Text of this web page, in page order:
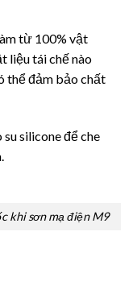
từ 100% vật
liệu tái chế nào
thể đảm bảo chất
silicone để che
khi sơn mạ điện M9